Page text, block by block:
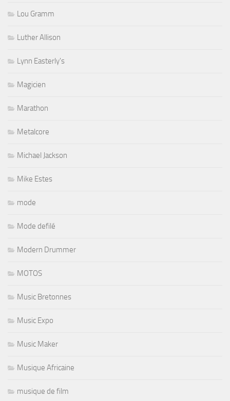
Lou Gramm
Luther Allison
Lynn Easterly's
Magicien
Marathon
Metalcore
Michael Jackson
Mike Estes
mode
Mode defilé
Modern Drummer
MOTOS
Music Bretonnes
Music Expo
Music Maker
Musique Africaine
musique de film